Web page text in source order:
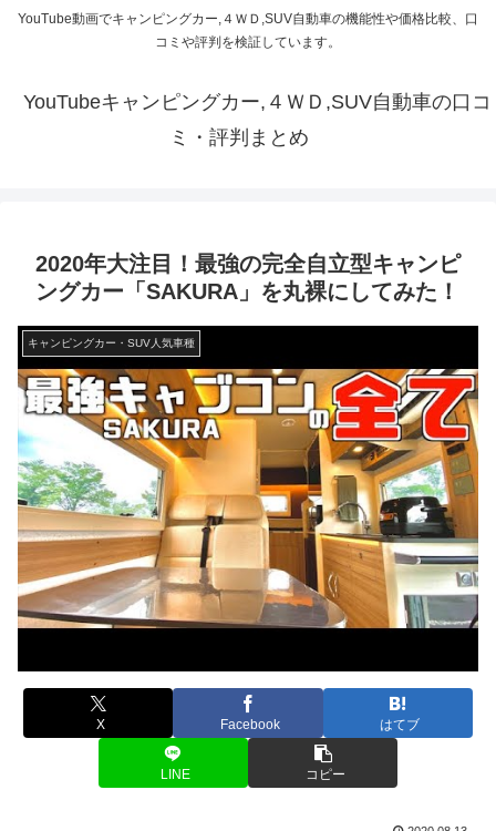
YouTube動画でキャンピングカー,４ＷＤ,SUV自動車の機能性や価格比較、口
コミや評判を検証しています。
YouTubeキャンピングカー,４ＷＤ,SUV自動車の口コ
ミ・評判まとめ
2020年大注目！最強の完全自立型キャンピ
ングカー「SAKURA」を丸裸にしてみた！
キャンピングカー・SUV人気車種
X Facebook はてブ
LINE コピー